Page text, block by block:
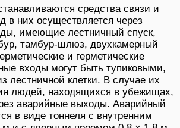
средства связи и
в них осуществляется через
имеющие лестничный спуск,
тамбур-шлюз, двухкамерный
и герметические
входы могут быть тупиковыми,
лестничной клетки. В случае их
людей, находящихся в убежищах,
аварийные выходы. Аварийный
в виде тоннеля с внутренним